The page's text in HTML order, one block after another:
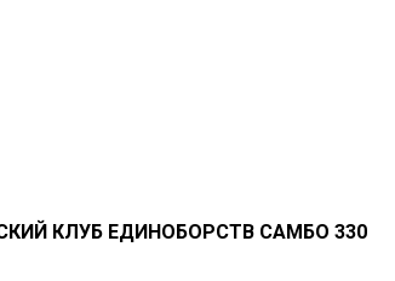
КЛУБ ЕДИНОБОРСТВ САМБО 330